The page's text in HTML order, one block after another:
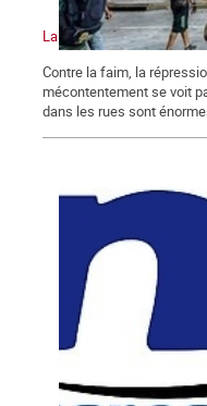
La crise au Venezuela
Contre la faim, la
mécontentement se voit
dans les rues sont